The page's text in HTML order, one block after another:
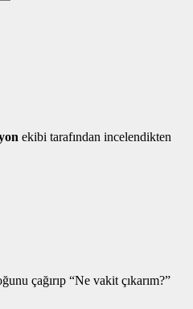
ekibi tarafından incelendikten
çağırıp “Ne vakit çıkarım?”